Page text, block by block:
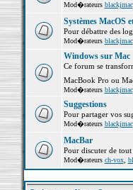
Mod�rateurs blackjmac,
Systèmes MacOS
Pour débattre des
Mod�rateurs blackjmac,
Windows sur Mac
Ce forum se
MacBook Pro ou
Mod�rateurs blackjmac,
Suggestions
Pour partager vos
Mod�rateurs blackjmac,
MacBar
Pour discuter de
Mod�rateurs ch-vox,